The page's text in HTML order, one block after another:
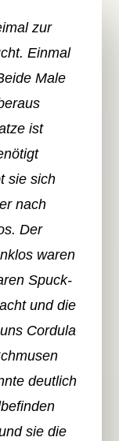
zur
Einmal
Male
ist
sie sich
nach
Der
waren
Spuck-
und die
Cordula
deutlich
sie die